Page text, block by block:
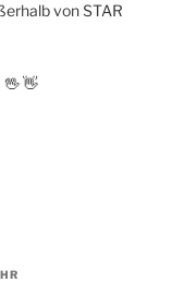
von STAR
🖖 👋